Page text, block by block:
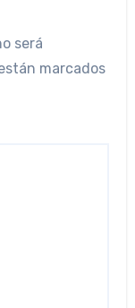
será
marcados